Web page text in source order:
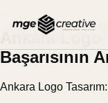
Ankara Logo
Başarısının
Ankara Logo Tasarım: